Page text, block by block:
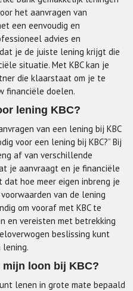
het aanvragen van
een eenvoudig en
advies en
je de juiste lening krijgt die
situatie. Met KBC kan je
die klaarstaat om je te
financiële doelen.
lening KBC?
van een lening bij KBC
voor een lening bij KBC?” Bij
af van verschillende
je aanvraagt en je financiële
hoe meer eigen inbreng je
van de lening
om vooraf met KBC te
en vereisten met betrekking
beslissing kunt
lening.
mijn loon bij KBC?
lenen in grote mate bepaald